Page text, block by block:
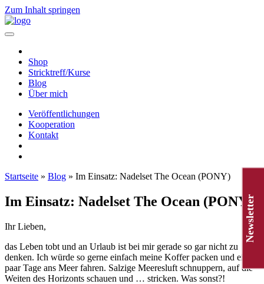
Zum Inhalt springen
Hauptnavigation
Shop
Stricktreff/Kurse
Blog
Über mich
Veröffentlichungen
Kooperation
Kontakt
Startseite » Blog » Im Einsatz: Nadelset The Ocean (PONY)
Im Einsatz: Nadelset The Ocean (PONY)
Ihr Lieben,
das Leben tobt und an Urlaub ist bei mir gerade so gar nicht zu
denken. Ich würde so gerne einfach meine Koffer packen und ein
paar Tage ans Meer fahren. Salzige Meeresluft schnuppern, auf die
Weiten des Horizonts schauen und … stricken. Was sonst?!
Newsletter